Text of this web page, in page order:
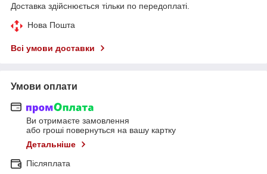
Доставка здійснюється тільки по передоплаті.
Нова Пошта
Всі умови доставки
Умови оплати
Ви отримаєте замовлення
або гроші повернуться на вашу картку
Детальніше
Післяплата